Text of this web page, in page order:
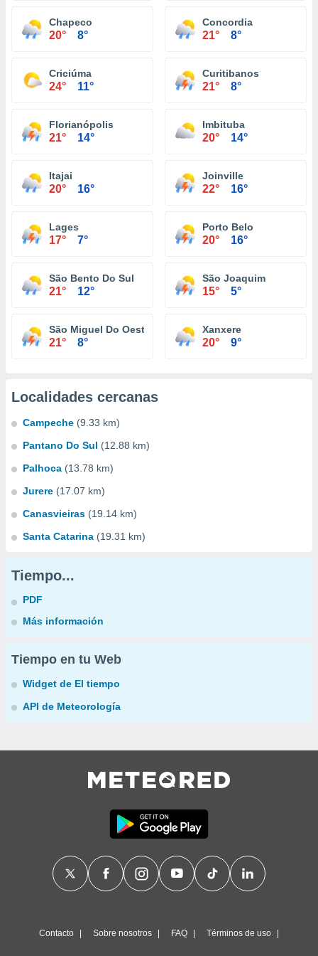
Chapeco
20° 8°
Concordia
21° 8°
Criciúma
24° 11°
Curitibanos
21° 8°
Florianópolis
21° 14°
Imbituba
20° 14°
Itajai
20° 16°
Joinville
22° 16°
Lages
17° 7°
Porto Belo
20° 16°
São Bento Do Sul
21° 12°
São Joaquim
15° 5°
São Miguel Do Oeste
21° 8°
Xanxere
20° 9°
Localidades cercanas
Campeche (9.33 km)
Pantano Do Sul (12.88 km)
Palhoca (13.78 km)
Jurere (17.07 km)
Canasvieiras (19.14 km)
Santa Catarina (19.31 km)
Tiempo...
PDF
Más información
Tiempo en tu Web
Widget de El tiempo
API de Meteorología
Contacto Sobre nosotros FAQ Términos de uso